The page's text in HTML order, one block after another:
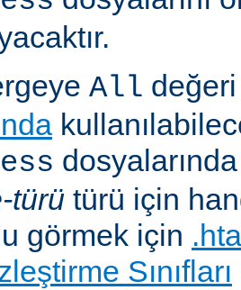
All
türü türü için
görmek için
Sınıfları